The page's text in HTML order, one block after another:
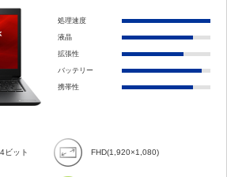
処理速度
液晶
拡張性
バッテリー
携帯性
ビット FHD(1,920×1,080)